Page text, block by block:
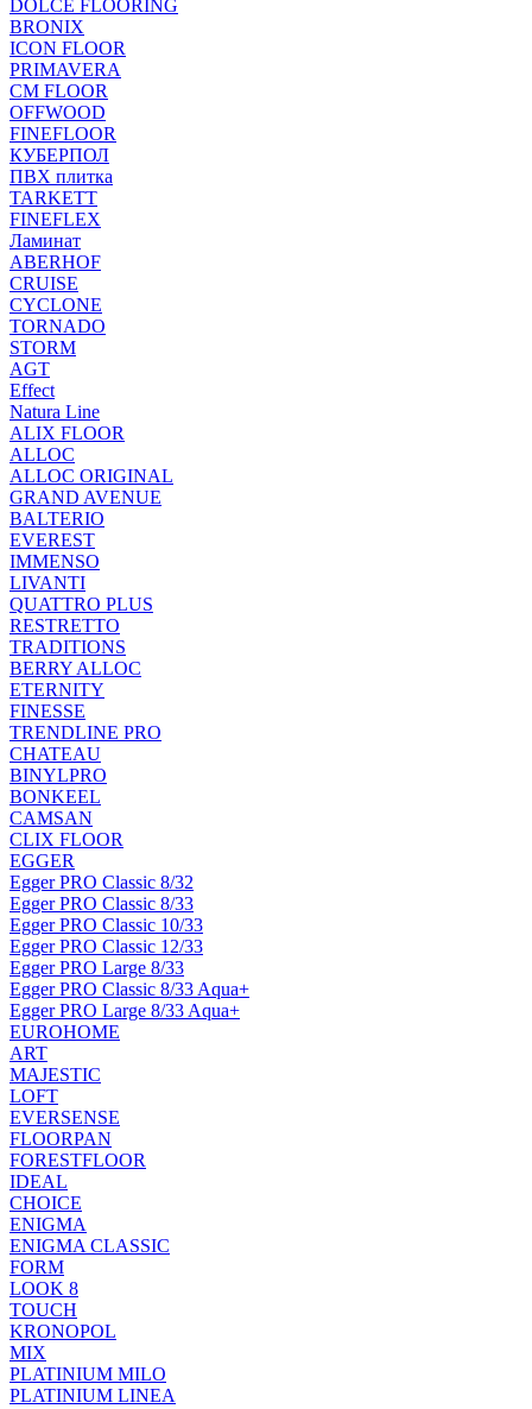
DOLCE FLOORING
BRONIX
ICON FLOOR
PRIMAVERA
CM FLOOR
OFFWOOD
FINEFLOOR
КУБЕРПОЛ
ПВХ плитка
TARKETT
FINEFLEX
Ламинат
ABERHOF
CRUISE
CYCLONE
TORNADO
STORM
AGT
Effect
Natura Line
ALIX FLOOR
ALLOC
ALLOC ORIGINAL
GRAND AVENUE
BALTERIO
EVEREST
IMMENSO
LIVANTI
QUATTRO PLUS
RESTRETTO
TRADITIONS
BERRY ALLOC
ETERNITY
FINESSE
TRENDLINE PRO
CHATEAU
BINYLPRO
BONKEEL
CAMSAN
CLIX FLOOR
EGGER
Egger PRO Classic 8/32
Egger PRO Classic 8/33
Egger PRO Classic 10/33
Egger PRO Classic 12/33
Egger PRO Large 8/33
Egger PRO Classic 8/33 Aqua+
Egger PRO Large 8/33 Aqua+
EUROHOME
ART
MAJESTIC
LOFT
EVERSENSE
FLOORPAN
FORESTFLOOR
IDEAL
CHOICE
ENIGMA
ENIGMA CLASSIC
FORM
LOOK 8
TOUCH
KRONOPOL
MIX
PLATINIUM MILO
PLATINIUM LINEA